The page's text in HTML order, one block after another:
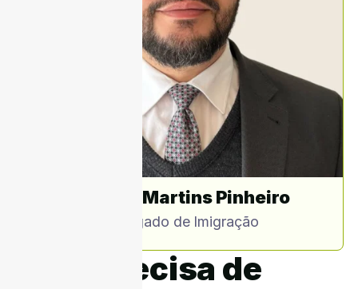
Adriano Martins Pinheiro
Advogado de Imigração
Precisa de